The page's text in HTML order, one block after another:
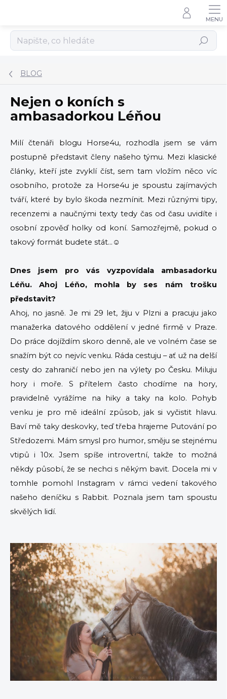
Hledat
BLOG
Nejen o koních s
ambasadorkou Léňou
Milí čtenáři blogu Horse4u, rozhodla jsem se vám
postupně představit členy našeho týmu. Mezi klasické
články, kteří jste zvyklí číst, sem tam vložím něco víc
osobního, protože za Horse4u je spoustu zajímavých
tváří, které by bylo škoda nezmínit. Mezi různými tipy,
recenzemi a naučnými texty tedy čas od času uvidíte i
osobní zpověď holky od koní. Samozřejmě, pokud o
takový formát budete stát...☺️
Dnes jsem pro vás vyzpovídala ambasadorku
Léňu.Ahoj Léňo, mohla by ses nám trošku
představit?
Ahoj, no jasně. Je mi 29 let, žiju v Plzni a pracuju jako
manažerka datového oddělení v jedné firmě v Praze.
Do práce dojíždím skoro denně, ale ve volném čase se
snažím být co nejvíc venku. Ráda cestuju – ať už na delší
cesty do zahraničí nebo jen na výlety po Česku. Miluju
hory i moře. S přítelem často chodíme na hory,
pravidelně vyrážíme na hiky a taky na kolo. Pohyb
venku je pro mě ideální způsob, jak si vyčistit hlavu.
Baví mě taky deskovky, teď třeba hrajeme Putování po
Středozemi. Mám smysl pro humor, směju se stejnému
vtipů i 10x. Jsem spíše introvertní, takže to možná
někdy působí, že se nechci s někým bavit. Docela mi v
tomhle pomohl Instagram v rámci vedení takového
našeho deníčku s Rabbit. Poznala jsem tam spoustu
skvělých lidí.